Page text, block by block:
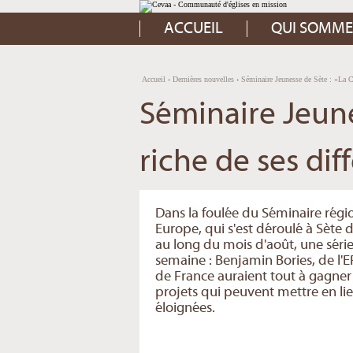
Aller
au
contenu.
Aller
à
Outils
personnels
ACCUEIL QUI
Accueil › Dernières nouvelles › Séminaire Jeunesse de Sète : «La
Séminaire
riche de ses
Dans la foulée du Séminaire
Europe, qui s'est déroulé à Sète
au long du mois d'août, une
semaine : Benjamin Bories, de
de France auraient tout à
projets qui peuvent mettre en
éloignées.